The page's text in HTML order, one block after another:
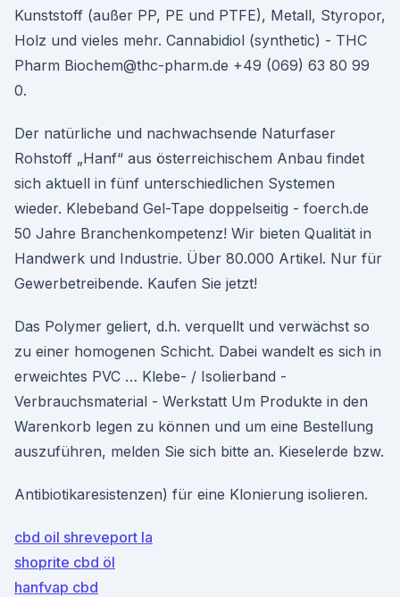
Kunststoff (außer PP, PE und PTFE), Metall, Styropor,
Holz und vieles mehr. Cannabidiol (synthetic) - THC
Pharm Biochem@thc-pharm.de +49 (069) 63 80 99
0.
Der natürliche und nachwachsende Naturfaser
Rohstoff „Hanf“ aus österreichischem Anbau findet
sich aktuell in fünf unterschiedlichen Systemen
wieder. Klebeband Gel-Tape doppelseitig - foerch.de
50 Jahre Branchenkompetenz! Wir bieten Qualität in
Handwerk und Industrie. Über 80.000 Artikel. Nur für
Gewerbetreibende. Kaufen Sie jetzt!
Das Polymer geliert, d.h. verquellt und verwächst so
zu einer homogenen Schicht. Dabei wandelt es sich in
erweichtes PVC … Klebe- / Isolierband -
Verbrauchsmaterial - Werkstatt Um Produkte in den
Warenkorb legen zu können und um eine Bestellung
auszuführen, melden Sie sich bitte an. Kieselerde bzw.
Antibiotikaresistenzen) für eine Klonierung isolieren.
cbd oil shreveport la
shoprite cbd öl
hanfvap cbd